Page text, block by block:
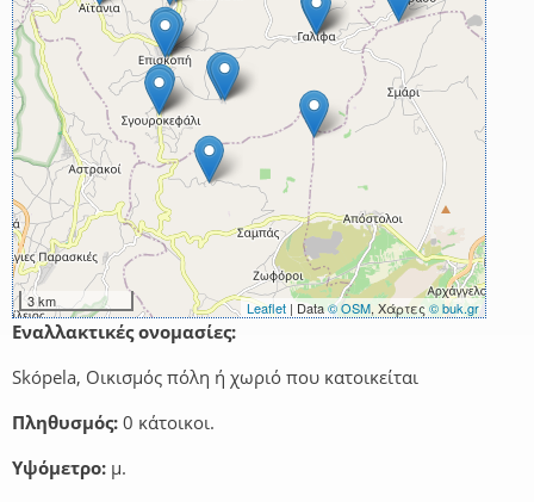
3 km Leaflet | Data© OSM, Χάρτες © buk.gr
Εναλλακτικές ονομασίες:
Skópela, Οικισμός πόλη ή χωριό που κατοικείται
Πληθυσμός: 0 κάτοικοι.
Υψόμετρο: μ.